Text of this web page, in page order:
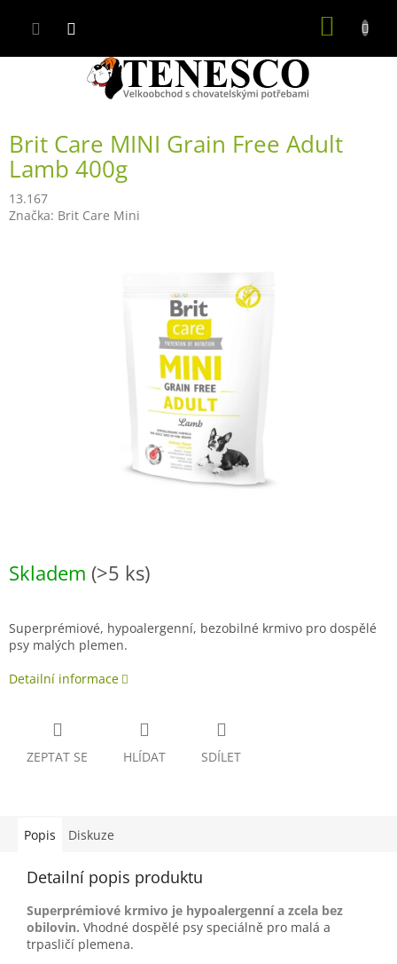
Brit Care MINI Grain Free Adult
Lamb 400g
13.167
Značka: Brit Care Mini
Skladem (>5 ks)
Superprémiové, hypoalergenní, bezobilné krmivo pro dospělé
psy malých plemen.
Detailní informace
ZEPTAT SE HLÍDAT SDÍLET
Popis Diskuze
Detailní popis produktu
Superprémiové krmivo je hypoalergenní a zcela bez
obilovin. Vhodné dospělé psy speciálně pro malá a
trpasličí plemena.